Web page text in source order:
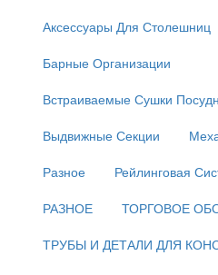
Аксессуары Для Столешниц
Барные Организации
Встраиваемые Сушки
Выдвижные Секции
Разное
Рейлинговая
РАЗНОЕ
ТОРГОВОЕ
ТРУБЫ И ДЕТАЛИ ДЛЯ